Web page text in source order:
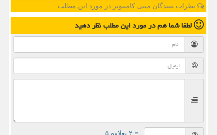
نظرات بینندگان مینی کامپیوتر در مورد این مطلب
لطفا شما همدر مورد این مطلبنظر دهید
= ۲ بعلاوه ۵